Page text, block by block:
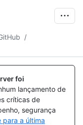
/
foi
lançamento de
críticas de
segurança
para a última